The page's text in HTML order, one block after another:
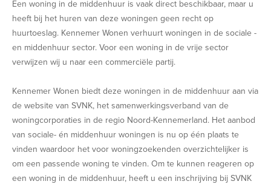
Een woning in de middenhuur is vaak direct beschikbaar, maar u
heeft bij het huren van deze woningen geen recht op
huurtoeslag. Kennemer Wonen verhuurt woningen in de sociale -
en middenhuur sector. Voor een woning in de vrije sector
verwijzen wij u naar een commerciële partij.
Kennemer Wonen biedt deze woningen in de middenhuur aan via
de website van SVNK, het samenwerkingsverband van de
woningcorporaties in de regio Noord-Kennemerland. Het aanbod
van sociale- én middenhuur woningen is nu op één plaats te
vinden waardoor het voor woningzoekenden overzichtelijker is
om een passende woning te vinden. Om te kunnen reageren op
een woning in de middenhuur, heeft u een inschrijving bij SVNK